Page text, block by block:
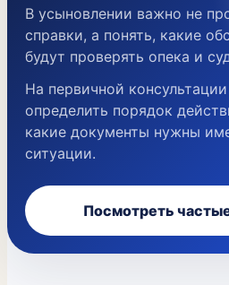
В усыновлении важно не
справки, а понять, какие
будут проверять опека и
На первичной
определить порядок
какие документы нужны
ситуации.
Посмотреть